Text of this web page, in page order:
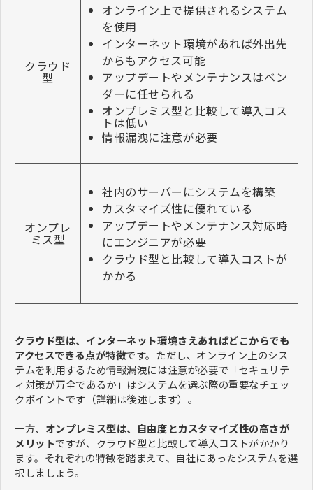
クラウド
型
オンライン上で提供されるシステム
を使用
インターネット環境があれば外出先
からもアクセス可能
アップデートやメンテナンスはベン
ダーに任せられる
オンプレミス型と比較して導入コス
トは低い
情報漏洩に注意が必要
オンプレ
ミス型
社内のサーバーにシステムを構築
カスタマイズ性に優れている
アップデートやメンテナンス対応時
にエンジニアが必要
クラウド型と比較して導入コストが
かかる
クラウド型は、インターネット環境さえあればどこからでも
アクセスできる点が特徴です。ただし、オンライン上のシス
テムを利用するため情報漏洩には注意が必要で「セキュリテ
ィ対策が万全であるか」はシステムを選ぶ際の重要なチェッ
クポイントです（詳細は後述します）。
一方、 オンプレミス型は、自由度とカスタマイズ性の高さが
メリットですが、クラウド型と比較して導入コストがかかり
ます。それぞれの特徴を踏まえて、自社にあったシステムを選
択しましょう。